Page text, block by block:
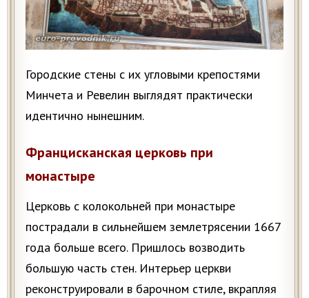
Городские стены с их угловыми крепостями
Минчета и Ревелин выглядят практически
идентично нынешним.
Францисканская церковь при
монастыре
Церковь с колокольней при монастыре
пострадали в сильнейшем землетрясении 1667
года больше всего. Пришлось возводить
большую часть стен. Интерьер церкви
реконструировали в барочном стиле, вкрапляя